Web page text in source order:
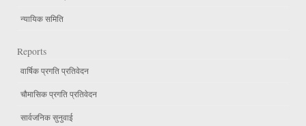
न्यायिक समिति
Reports
वार्षिक प्रगति प्रतिवेदन
चौमासिक प्रगति प्रतिवेदन
सार्वजनिक सुनुवाई